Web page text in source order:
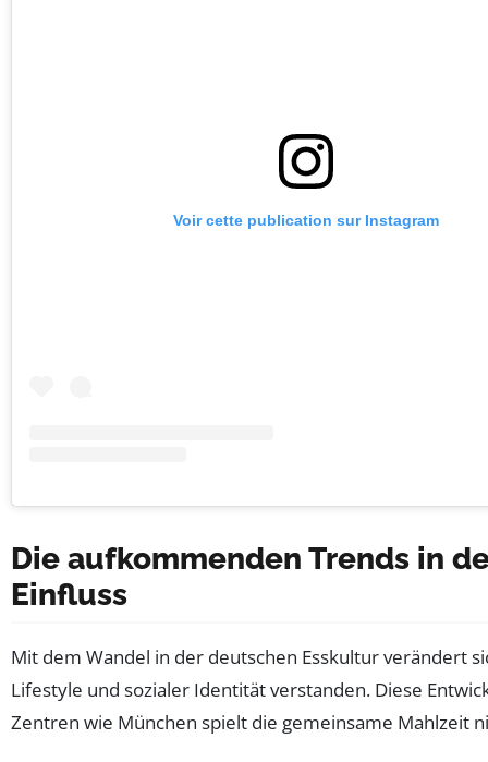
Voir cette publication sur Instagram
Die aufkommenden Trends in
Einfluss
Mit dem Wandel in der deutschen Esskultur verändert
Lifestyle und sozialer Identität verstanden. Diese
Zentren wie München spielt die gemeinsame Mahlzeit